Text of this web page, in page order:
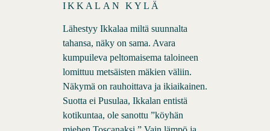
IKKALAN KYLÄ
Lähestyy Ikkalaa miltä suunnalta
tahansa, näky on sama. Avara
kumpuileva peltomaisema taloineen
lomittuu metsäisten mäkien väliin.
Näkymä on rauhoittava ja ikiaikainen.
Suotta ei Pusulaa, Ikkalan entistä
kotikuntaa, ole sanottu ”köyhän